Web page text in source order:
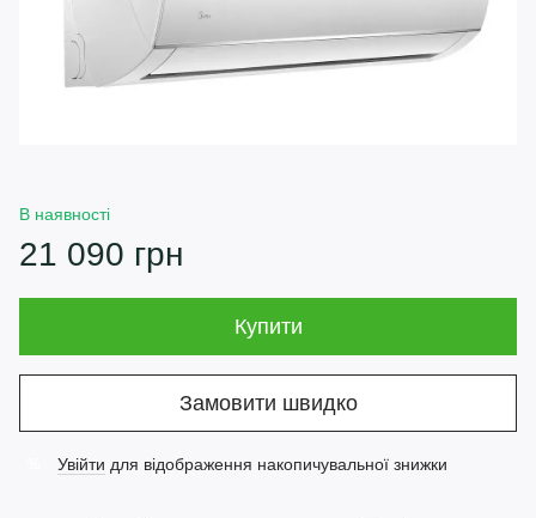
В наявності
21 090 грн
Купити
Замовити швидко
Увійти для відображення накопичувальної знижки